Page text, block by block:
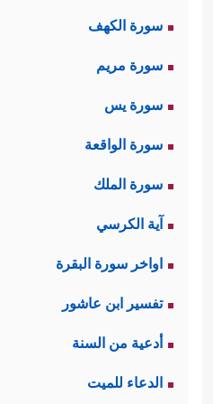
الأعمى؛ إذ جاء إلى
يسأله في أمور
ﷺ، وانشغل بغيره
وكان هذا اجتهادًا منه
بهؤلاء الدعوة
عن أصحابه شرَّ ما
عاتبه على ذلك،
قواعد التعامل مع
﴿١﴾
أَن جَاۤءَهُ ٱلۡأَعۡمَىٰ
سورة الكهف
سورة مريم
سورة يس
سورة الواقعة
سورة الملك
آية الكرسي
اواخر سورة البقرة
تفسير ابن عاشور
أدعية من السنة
الدعاء للميت